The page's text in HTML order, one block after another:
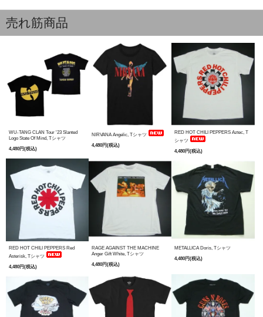
売れ筋商品
WU-TANG CLAN Tour '23 Slanted
Logo State Of Mind, Tシャツ
4,480円(税込)
NIRVANA Angelic, Tシャツ
4,480円(税込)
RED HOT CHILI PEPPERS Aztec, T
シャツ
4,480円(税込)
RED HOT CHILI PEPPERS Red
Asterisk, Tシャツ
4,480円(税込)
RAGE AGAINST THE MACHINE
Anger Gift White, Tシャツ
4,480円(税込)
METALLICA Doris, Tシャツ
4,480円(税込)